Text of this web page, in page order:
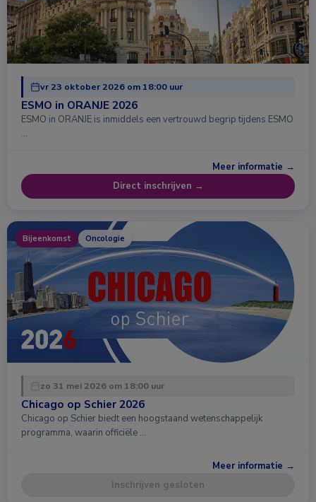
vr 23 oktober 2026 om 18:00 uur
ESMO in ORANJE 2026
ESMO in ORANJE is inmiddels een vertrouwd begrip tijdens ESMO
…
Meer informatie →
Direct inschrijven →
Bijeenkomst Oncologie
zo 31 mei 2026 om 18:00 uur
Chicago op Schier 2026
Chicago op Schier biedt een hoogstaand wetenschappelijk
programma, waarin officiële …
Meer informatie →
Inschrijven gesloten